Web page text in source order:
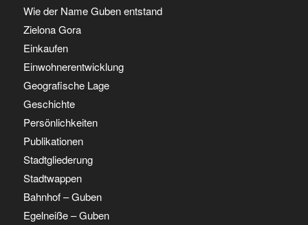
Wie der Name Guben entstand
Zielona Gora
Einkaufen
Einwohnerentwicklung
Geografische Lage
Geschichte
Persönlichkeiten
Publikationen
Stadtgliederung
Stadtwappen
Bahnhof – Guben
Egelneiße – Guben